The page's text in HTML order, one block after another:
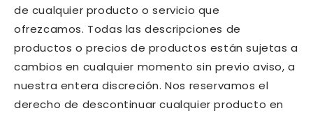
de cualquier producto o servicio que
ofrezcamos. Todas las descripciones de
productos o precios de productos están sujetas a
cambios en cualquier momento sin previo aviso, a
nuestra entera discreción. Nos reservamos el
derecho de descontinuar cualquier producto en